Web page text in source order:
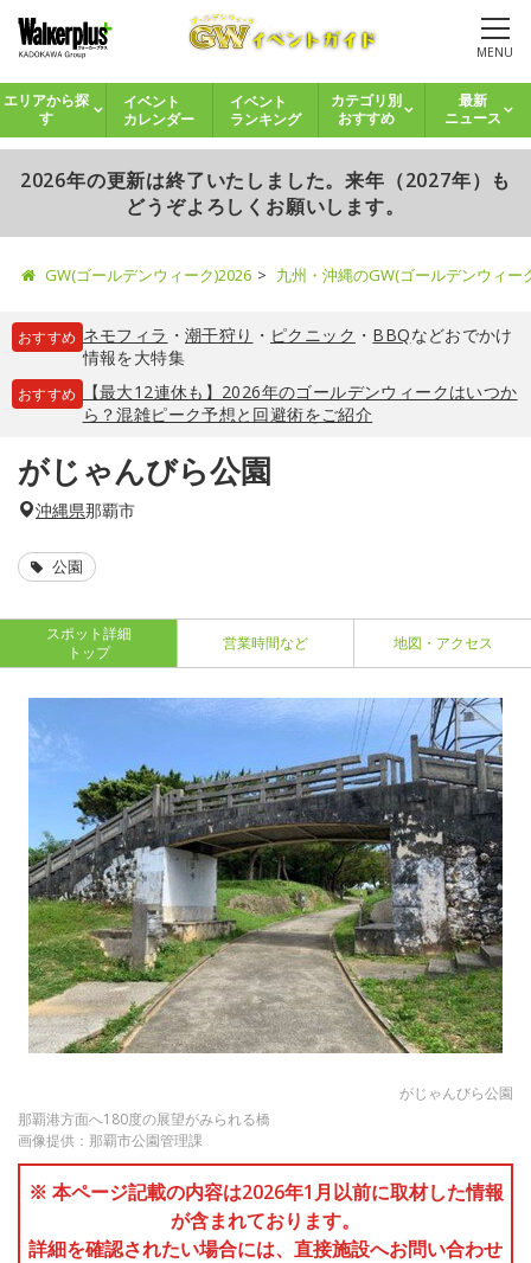
MENU
エリアから探
す
イベント
カレンダー
イベント
ランキング
カテゴリ別
おすすめ
最新
ニュース
2026年の更新は終了いたしました。来年（2027年）も
どうぞよろしくお願いします。
GW(ゴールデンウィーク)2026 九州・沖縄のGW(ゴールデンウィ
おすすめ ネモフィラ ・ 潮干狩り ・ ピクニック ・ BBQなどおでかけ
情報を大特集
おすすめ
【最大12連休も】2026年のゴールデンウィークはいつか
ら？混雑ピーク予想と回避術をご紹介
がじゃんびら公園
沖縄県那覇市
公園
スポット詳細
トップ
営業時間など 地図・アクセス
がじゃんびら公園
那覇港方面へ180度の展望がみられる橋
画像提供：那覇市公園管理課
※ 本ページ記載の内容は2026年1月以前に取材した情報
が含まれております。
詳細を確認されたい場合には、直接施設へお問い合わせ